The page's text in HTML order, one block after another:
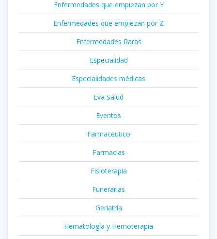
Enfermedades que empiezan por Y
Enfermedades que empiezan por Z
Enfermedades Raras
Especialidad
Especialidades médicas
Eva Salud
Eventos
Farmaceutico
Farmacias
Fisioterapia
Funerarias
Geriatría
Hematología y Hemoterapia